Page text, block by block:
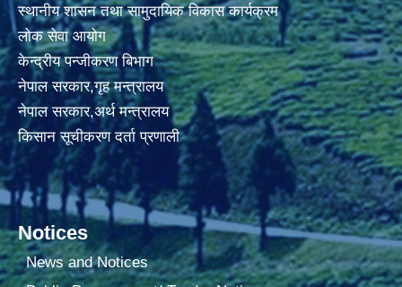
स्थानीय शासन तथा सामुदायिक विकास कार्यक्रम
लोक सेवा आयोग
केन्द्रीय पन्जीकरण बिभाग
नेपाल सरकार,गृह मन्त्रालय
नेपाल सरकार,अर्थ मन्त्रालय
किसान सूचीकरण दर्ता प्रणाली
Notices
News and Notices